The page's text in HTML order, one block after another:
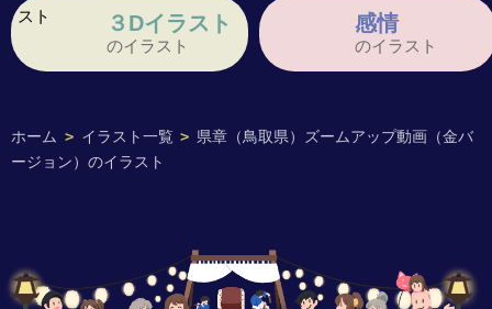
ホーム > イラスト一覧 > 県章（鳥取県）ズームアップ動画（金バ
ージョン）のイラスト
３Dイラスト
のイラスト
感情
のイラスト